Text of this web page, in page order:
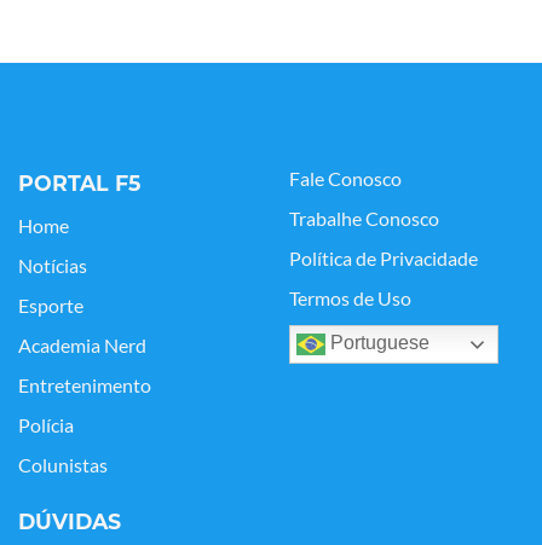
PORTAL F5
Home
Notícias
Esporte
Academia Nerd
Entretenimento
Polícia
Colunistas
Fale Conosco
Trabalhe Conosco
Política de Privacidade
Termos de Uso
Portuguese
DÚVIDAS